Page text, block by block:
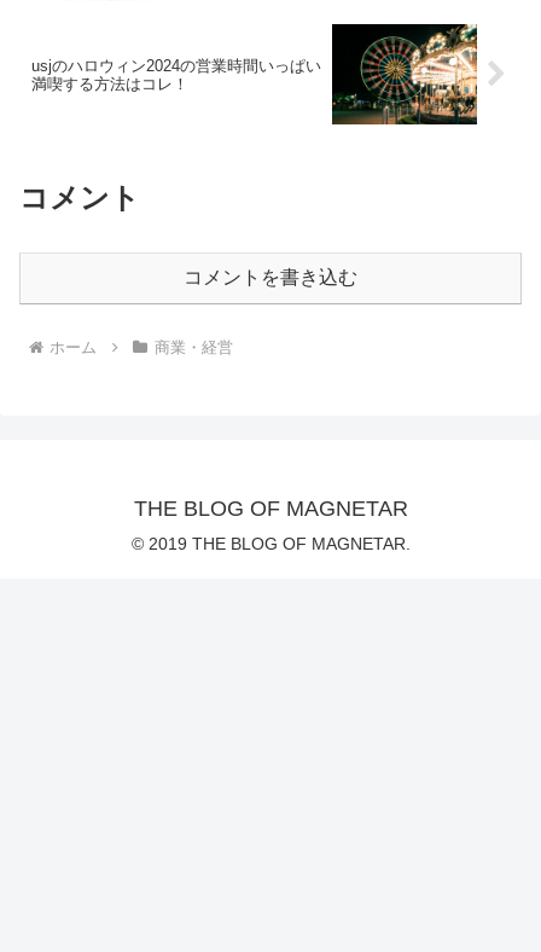
usjのハロウィン2024の営業時間いっぱい
満喫する方法はコレ！
コメント
コメントを書き込む
ホーム 商業・経営
THE BLOG OF MAGNETAR
© 2019 THE BLOG OF MAGNETAR.